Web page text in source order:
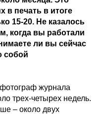
в печать в итоге
15-20. Не казалось
когда вы работали
ли вы сейчас
собой
журнала
трех-четырех недель.
– около двух